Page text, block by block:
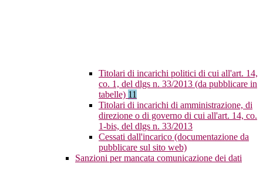
Titolari di incarichi politici di cui all'art. 14,
co. 1, del dlgs n. 33/2013 (da pubblicare in
tabelle) 11
Titolari di incarichi di amministrazione, di
direzione o di governo di cui all'art. 14, co.
1-bis, del dlgs n. 33/2013
Cessati dall'incarico (documentazione da
pubblicare sul sito web)
Sanzioni per mancata comunicazione dei dati